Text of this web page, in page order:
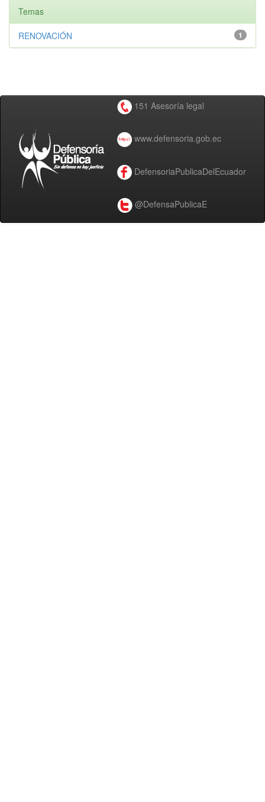
Temas
1
RENOVACIÓN
151 Asesoría legal
www.defensoria.gob.ec
DefensoriaPublicaDelEcuador
@DefensaPublicaE